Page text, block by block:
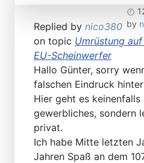
by
Replied by nico380
on topic Umrüstung
EU-Scheinwerfer
Hallo Günter, sorry
falschen Eindruck
Hier geht es keinenfalls
gewerbliches, sondern
privat.
Ich habe Mitte letzten
Jahren Spaß an dem